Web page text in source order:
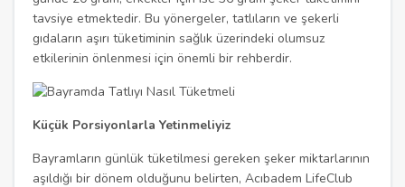
tavsiye etmektedir. Bu yönergeler, tatlıların ve şekerli
gıdaların aşırı tüketiminin sağlık üzerindeki olumsuz
etkilerinin önlenmesi için önemli bir rehberdir.
Küçük Porsiyonlarla Yetinmeliyiz
Bayramların günlük tüketilmesi gereken şeker miktarlarının
aşıldığı bir dönem olduğunu belirten, Acıbadem LifeClub